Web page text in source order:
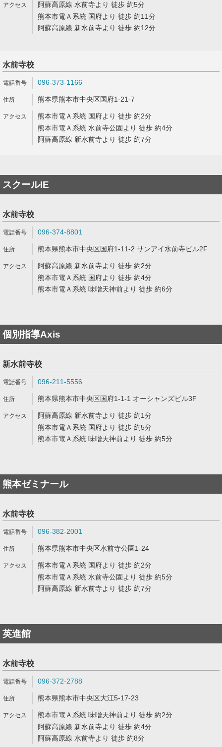
阿蘇高原線 水前寺より 徒歩 約5分
熊本市電Ａ系統 国府より 徒歩 約11分
阿蘇高原線 新水前寺より 徒歩 約12分
水前寺校
096-373-1166
熊本県熊本市中央区国府1-21-7
熊本市電Ａ系統 国府より 徒歩 約2分
熊本市電Ａ系統 水前寺公園より 徒歩 約4分
阿蘇高原線 新水前寺より 徒歩 約7分
スクールIE
水前寺校
096-374-8801
熊本県熊本市中央区国府1-11-2 サンアイ水前寺ビル2F
阿蘇高原線 新水前寺より 徒歩 約2分
熊本市電Ａ系統 国府より 徒歩 約4分
熊本市電Ａ系統 味噌天神前より 徒歩 約6分
個別指導Axis
新水前寺校
096-211-5556
熊本県熊本市中央区国府1-1-1 オーシャンズビル3F
阿蘇高原線 新水前寺より 徒歩 約1分
熊本市電Ａ系統 国府より 徒歩 約5分
熊本市電Ａ系統 味噌天神前より 徒歩 約5分
熊本ゼミナール
水前寺校
096-382-2001
熊本県熊本市中央区水前寺公園1-24
熊本市電Ａ系統 国府より 徒歩 約2分
熊本市電Ａ系統 水前寺公園より 徒歩 約5分
阿蘇高原線 新水前寺より 徒歩 約7分
英進館
水前寺校
096-372-2788
熊本県熊本市中央区大江5-17-23
熊本市電Ａ系統 味噌天神前より 徒歩 約2分
阿蘇高原線 新水前寺より 徒歩 約4分
阿蘇高原線 水前寺より 徒歩 約8分